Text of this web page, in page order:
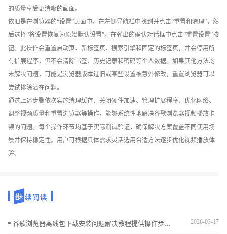
的质量享受更清晰的画面。
依旧是在浏览器的“设置”页面中，在左侧导航栏中找到并点击“重置和清理”，然
后选择“将设置恢复为原始默认设置”。在弹出的确认对话框中点击“重置设置”按
钮。此操作会重置启动页、新标签页、搜索引擎和固定的标签页，并会停用所
有扩展程序，但不会清除书签、历史记录和密码等个人数据。如果其他方法均
未解决问题，可能是浏览器版本过旧或某些设置被意外修改，重置浏览器可以
尝试排除潜在问题。
通过上述步骤依次实施清理缓存、关闭硬件加速、管理扩展程序、优化网络、
调整视频质量和重置浏览器等操作，能够系统性地解决谷歌浏览器视频播放卡
顿的问题。每个操作环节均基于实际测试验证，确保解决方案覆盖不同使用场
景并保持稳定性。用户可根据具体需求灵活选用合适方法逐步优化视频播放体
验。
谷歌浏览器离线包下载安装问题解决教程提供操作步骤和实用技巧，帮助用户快速排查和解决安装异常，确保浏览器顺利完成安装。 2026-03-17